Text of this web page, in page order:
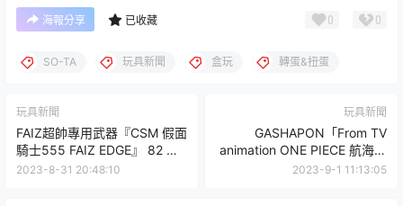
海報分享 已收藏 0 0
SO-TA 玩具新聞 盒玩 轉蛋&扭蛋
玩具新聞
FAIZ超帥專用武器『CSM 假面
騎士555 FAIZ EDGE』 82 公
分發光規格再現交通指揮棒！
2023-8-31 20:48:10
玩具新聞
GASHAPON「From TV
animation ONE PIECE 航海王
的果實 動物第一彈」轉蛋！
2023-9-1 11:13:05